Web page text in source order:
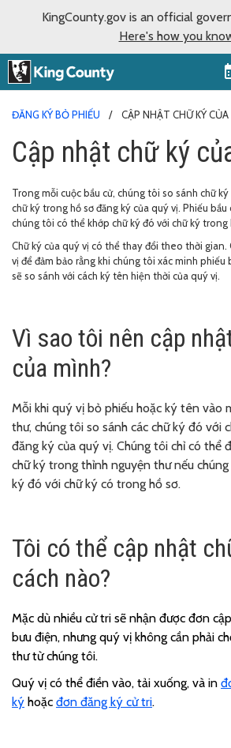
KingCounty.gov is an official
Here's how you
ĐĂNG KÝ BỎ PHIẾU CẬP NHẬT CHỮ KÝ
Cập nhật chữ ký
Trong mỗi cuộc bầu cử, chúng tôi so sánh chữ
chữ ký trong hồ sơ đăng ký của quý vị. Phiếu
chúng tôi có thể khớp chữ ký đó với chữ ký trong
Chữ ký của quý vị có thể thay đổi theo thời gian.
vị để đảm bảo rằng khi chúng tôi xác minh phiếu
sẽ so sánh với cách ký tên hiện thời của quý vị.
Vì sao tôi nên cập
của mình?
Mỗi khi quý vị bỏ phiếu hoặc ký tên vào
thư, chúng tôi so sánh các chữ ký đó với
đăng ký của quý vị. Chúng tôi chỉ có thể
chữ ký trong thỉnh nguyện thư nếu
ký đó với chữ ký có trong hồ sơ.
Tôi có thể cập nhật
cách nào?
Mặc dù nhiều cử tri sẽ nhận được đơn
bưu điện, nhưng quý vị không cần phải
thư từ chúng tôi.
Quý vị có thể điền vào, tải xuống, và in
ký hoặc đơn đăng ký cử tri.